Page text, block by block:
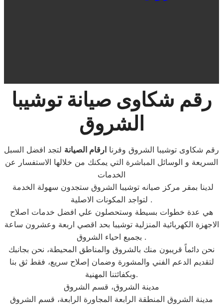
رقم شكاوى صيانة توشيبا
الشروق
رقم شكاوى توشيبا الشروق وفرنا ارقام الصيانة لتجد افضل السبل
السريعة و الوسائل المباشرة التي يمكنك من خلالها الاستفسار عن
الخدمات
لتواجد المكونات الاصلية .
هي عدة خطوات بسيطة وستحصلون علي افضل خدمات اصلاح
الاجهزة الكهربائية المنزلية توشيبا بحد اقصي اربعة وعشرون ساعة
بجميع احياء الشروق .
نحن دائماً قريبون منك بالشروق والمناطق المحيطة، نحن بجانبك
لتقديم الدعم الفني والمشورة وضمان إصلاح سريع، فقط ثق بنا
وبكفائتنا المهنية.
مدينة الشروق، قسم الشروق
مدينة الشروق المنطقة الرابعة المجاورة الرابعة، قسم الشروق